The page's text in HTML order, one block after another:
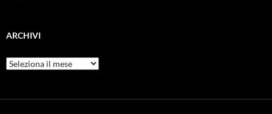
ARCHIVI
Archivi